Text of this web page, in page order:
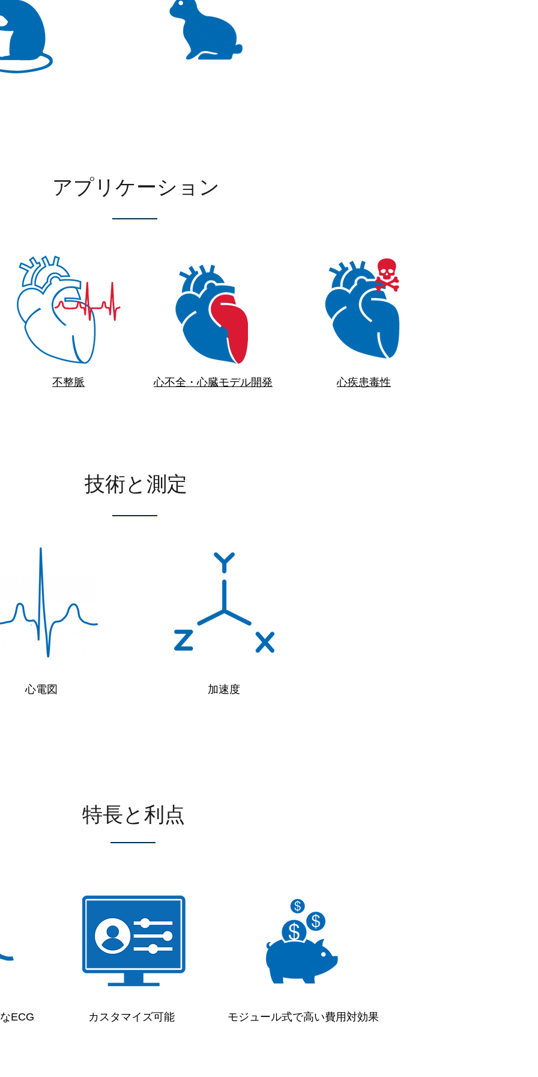
アプリケーション
不整脈 心不全・心臓モデル開発 心疾患毒性
技術と測定
心電図 加速度
特長と利点
ECG カスタマイズ可能 モジュール式で高い費用対効果